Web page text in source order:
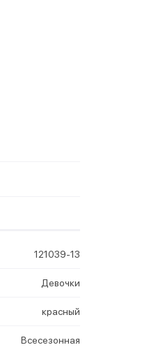
121039-13
Девочки
красный
Всесезонная